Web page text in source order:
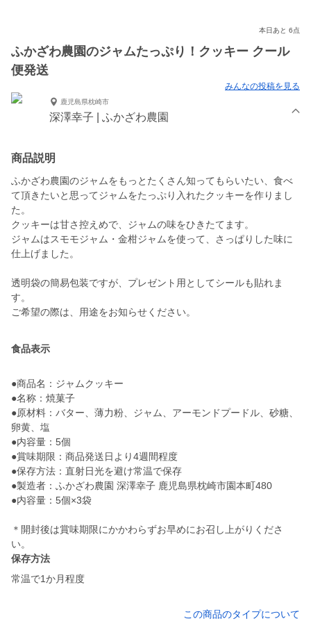
本日あと 6点
ふかざわ農園のジャムたっぷり！クッキー クール
便発送
みんなの投稿を見る
鹿児島県枕崎市
深澤幸子 | ふかざわ農園
商品説明
ふかざわ農園のジャムをもっとたくさん知ってもらいたい、食べ
て頂きたいと思ってジャムをたっぷり入れたクッキーを作りまし
た。
クッキーは甘さ控えめで、ジャムの味をひきたてます。
ジャムはスモモジャム・金柑ジャムを使って、さっぱりした味に
仕上げました。
透明袋の簡易包装ですが、プレゼント用としてシールも貼れま
す。
ご希望の際は、用途をお知らせください。
食品表示
●商品名：ジャムクッキー
●名称：焼菓子
●原材料：バター、薄力粉、ジャム、アーモンドプードル、砂糖、
卵黄、塩
●内容量：5個
●賞味期限：商品発送日より4週間程度
●保存方法：直射日光を避け常温で保存
●製造者：ふかざわ農園 深澤幸子 鹿児島県枕崎市園本町480
●内容量：5個×3袋
＊開封後は賞味期限にかかわらずお早めにお召し上がりくださ
保存方法
常温で1か月程度
この商品のタイプについて